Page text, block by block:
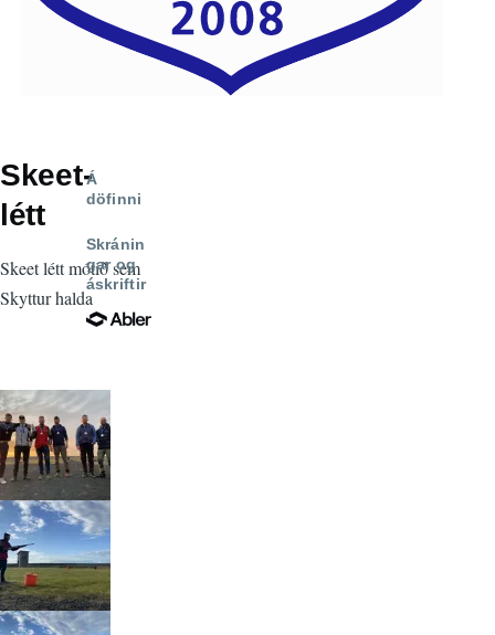
Skeet-
létt
Skeet létt mótið sem
Skyttur halda
Á
döfinni
Skránin
gar og
áskriftir